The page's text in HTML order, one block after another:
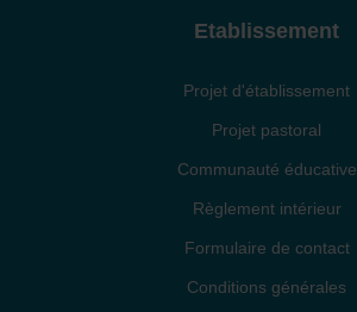
Etablissement
Projet d'établissement
Projet pastoral
Communauté éducative
Règlement intérieur
Formulaire de contact
Conditions générales